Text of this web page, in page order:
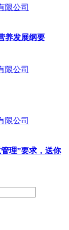
养发展纲要
理”要求，送你